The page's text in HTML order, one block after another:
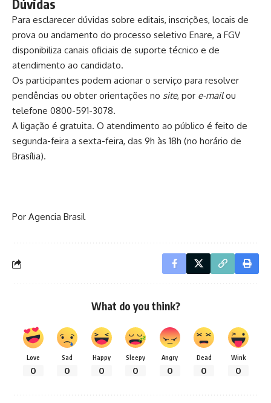
Dúvidas
Para esclarecer dúvidas sobre editais, inscrições, locais de
prova ou andamento do processo seletivo Enare, a FGV
disponibiliza canais oficiais de suporte técnico e de
atendimento ao candidato.
Os participantes podem acionar o serviço para resolver
pendências ou obter orientações no site, por e-mailou
telefone 0800-591-3078.
A ligação é gratuita. O atendimento ao público é feito de
segunda-feira a sexta-feira, das 9h às 18h (no horário de
Brasília).
Por Agencia Brasil
What do you think?
Love
0
Sad
0
Happy
0
Sleepy
0
Angry
0
Dead
0
Wink
0